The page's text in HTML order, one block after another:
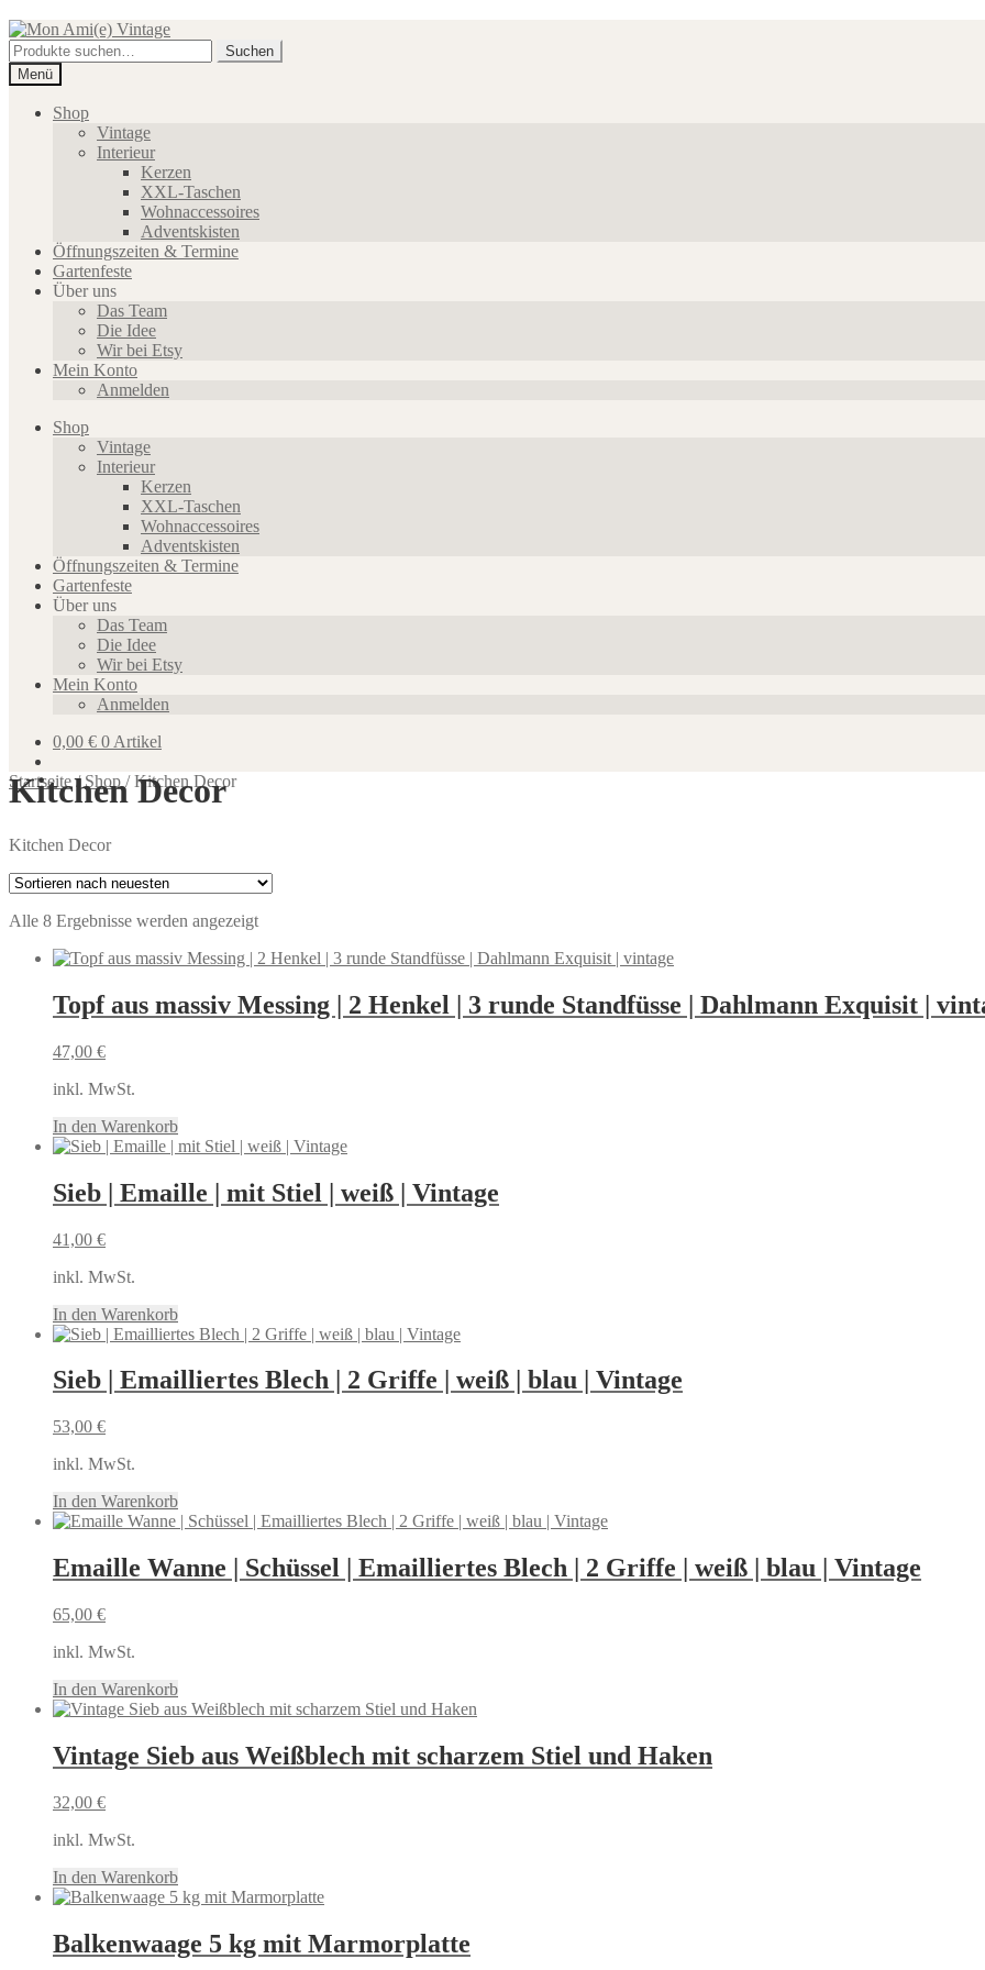
Zur
Navigation
springen
Zum
Inhalt
springen
Suche
nach:
Suchen
Menü
Shop
Vintage
Interieur
Kerzen
XXL-Taschen
Wohnaccessoires
Adventskisten
Öffnungszeiten & Termine
Gartenfeste
Über uns
Das Team
Die Idee
Wir bei Etsy
Mein Konto
Anmelden
Shop
Vintage
Interieur
Kerzen
XXL-Taschen
Wohnaccessoires
Adventskisten
Öffnungszeiten & Termine
Gartenfeste
Über uns
Das Team
Die Idee
Wir bei Etsy
Mein Konto
Anmelden
0,00 € 0 Artikel
Startseite/ Shop /Kitchen Decor
Kitchen Decor
Kitchen Decor
Alle 8 Ergebnisse werden angezeigtNach
sortiert
Topf aus massiv Messing | 2 Henkel | 3 runde Standfüsse | Dahlmann Exquisit |
47,00 €
inkl. MwSt.
In den Warenkorb
Sieb | Emaille | mit Stiel | weiß | Vintage
41,00 €
inkl. MwSt.
In den Warenkorb
Sieb | Emailliertes Blech | 2 Griffe | weiß | blau | Vintage
53,00 €
inkl. MwSt.
In den Warenkorb
Emaille Wanne | Schüssel | Emailliertes Blech | 2 Griffe | weiß | blau | Vintage
65,00 €
inkl. MwSt.
In den Warenkorb
Vintage Sieb aus Weißblech mit scharzem Stiel und Haken
32,00 €
inkl. MwSt.
In den Warenkorb
Balkenwaage 5 kg mit Marmorplatte